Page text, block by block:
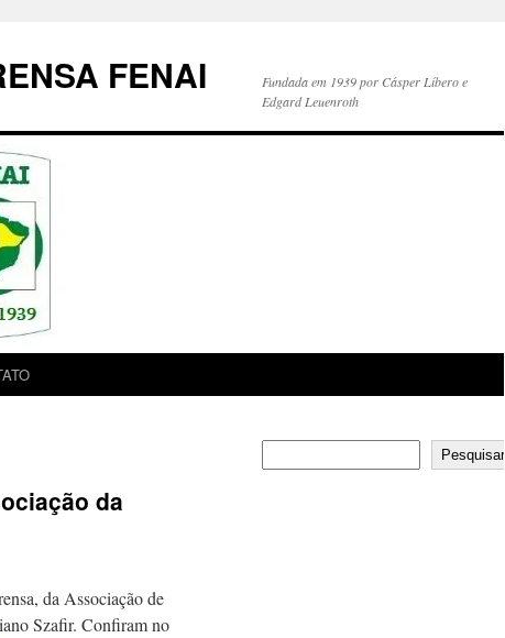
FENAI
Fundada em 1939 por Cásper Líbero e
Edgard Leuenroth
da
da Associação de
Szafir. Confiram no
Pesquisar